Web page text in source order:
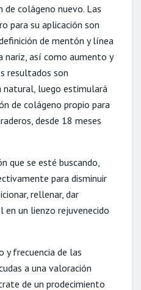
colágeno nuevo. Las
para su aplicación son
de mentón y línea
nariz, así como aumento y
resultados son
natural, luego estimulará
de colágeno propio para
desde 18 meses
que se esté buscando,
para disminuir
rellenar, dar
un lienzo rejuvenecido
y frecuencia de las
a una valoración
de un prodecimiento